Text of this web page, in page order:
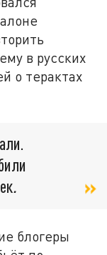
в русских
о терактах
.
блогеры